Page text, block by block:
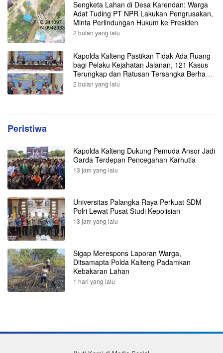
Sengketa Lahan di Desa Karendan: Warga
Adat Tuding PT NPR Lakukan Pengrusakan,
Minta Perlindungan Hukum ke Presiden
2 bulan yang lalu
Kapolda Kalteng Pastikan Tidak Ada Ruang
bagi Pelaku Kejahatan Jalanan, 121 Kasus
Terungkap dan Ratusan Tersangka Berhasil
Dibekuk
2 bulan yang lalu
Peristiwa
Kapolda Kalteng Dukung Pemuda Ansor Jadi
Garda Terdepan Pencegahan Karhutla
13 jam yang lalu
Universitas Palangka Raya Perkuat SDM
Polri Lewat Pusat Studi Kepolisian
13 jam yang lalu
Sigap Merespons Laporan Warga,
Ditsamapta Polda Kalteng Padamkan
Kebakaran Lahan
1 hari yang lalu